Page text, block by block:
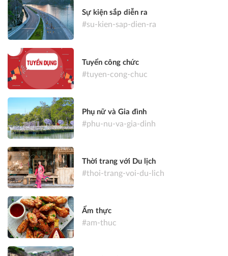
Sự kiện sắp diễn ra
#su-kien-sap-dien-ra
Tuyển công chức
#tuyen-cong-chuc
Phụ nữ và Gia đình
#phu-nu-va-gia-dinh
Thời trang với Du lịch
#thoi-trang-voi-du-lich
Ẩm thực
#am-thuc